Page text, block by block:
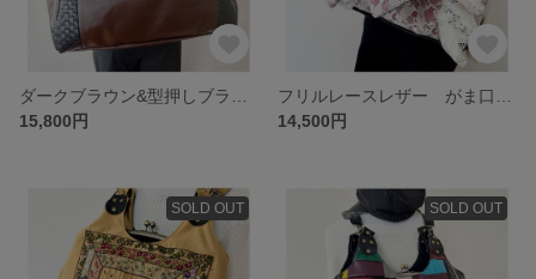
15,800円
14,500円
SOLD OUT SOLD OUT